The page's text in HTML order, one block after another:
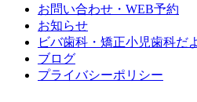
お問い合わせ・WEB予約
お知らせ
ビバ歯科・矯正小児歯科だ
ブログ
プライバシーポリシー